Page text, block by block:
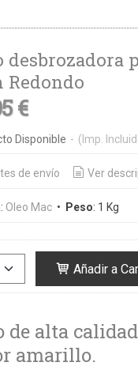
desbrozadora
Redondo
€
Disponible - (Imp.
de envío Ver
: Oleo Mac• Peso: 1 Kg
Añadir a
de alta
amarillo.